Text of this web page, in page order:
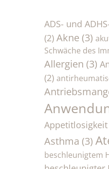
ADS- und
(2) Akne (3)
Schwäche des
Allergien (3)
(2)
Appetitlosigkeit
Asthma (3)
beschleunigtem